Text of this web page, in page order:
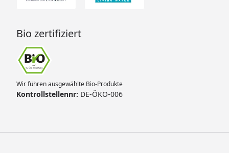
Bio zertifiziert
Wir führen ausgewählte Bio-Produkte
Kontrollstellennr: DE-ÖKO-006